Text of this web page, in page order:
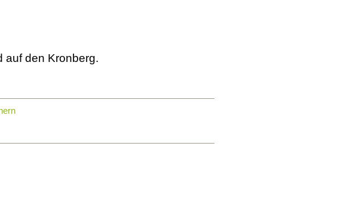
auf den Kronberg.